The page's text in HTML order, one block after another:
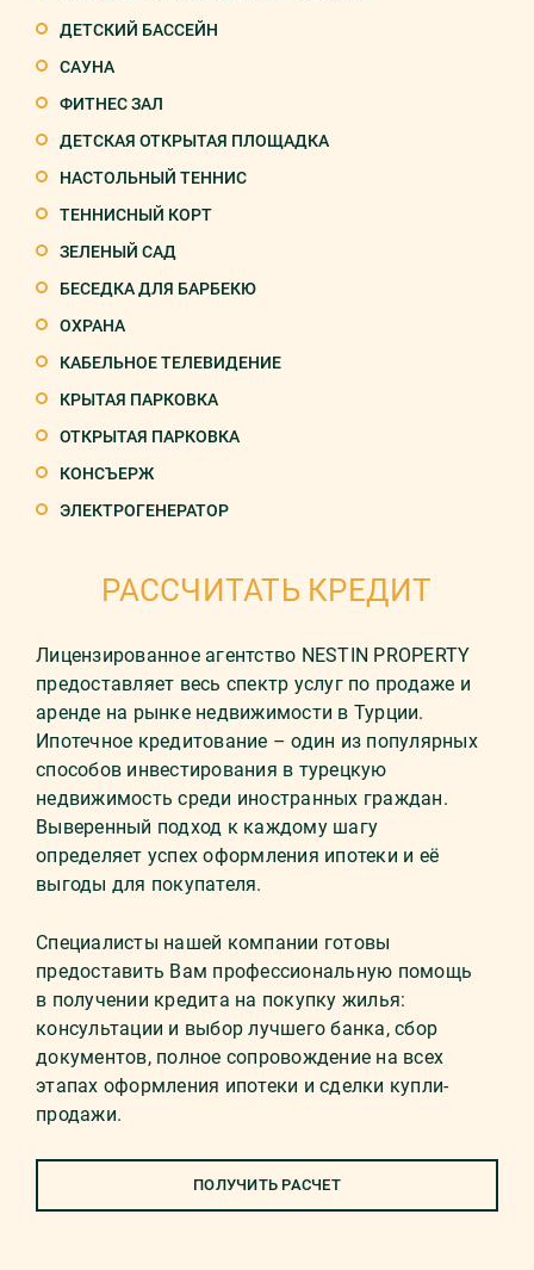
ДЕТСКИЙ БАССЕЙН
САУНА
ФИТНЕС ЗАЛ
ДЕТСКАЯ ОТКРЫТАЯ ПЛОЩАДКА
НАСТОЛЬНЫЙ ТЕННИС
ТЕННИСНЫЙ КОРТ
ЗЕЛЕНЫЙ САД
БЕСЕДКА ДЛЯ БАРБЕКЮ
ОХРАНА
КАБЕЛЬНОЕ ТЕЛЕВИДЕНИЕ
КРЫТАЯ ПАРКОВКА
ОТКРЫТАЯ ПАРКОВКА
КОНСЪЕРЖ
ЭЛЕКТРОГЕНЕРАТОР
РАССЧИТАТЬ КРЕДИТ
Лицензированное агентство NESTIN PROPERTY
предоставляет весь спектр услуг по продаже и
аренде на рынке недвижимости в Турции.
Ипотечное кредитование – один из популярных
способов инвестирования в турецкую
недвижимость среди иностранных граждан.
Выверенный подход к каждому шагу
определяет успех оформления ипотеки и её
выгоды для покупателя.
Специалисты нашей компании готовы
предоставить Вам профессиональную помощь
в получении кредита на покупку жилья:
консультации и выбор лучшего банка, сбор
документов, полное сопровождение на всех
этапах оформления ипотеки и сделки купли-
продажи.
ПОЛУЧИТЬ РАСЧЕТ